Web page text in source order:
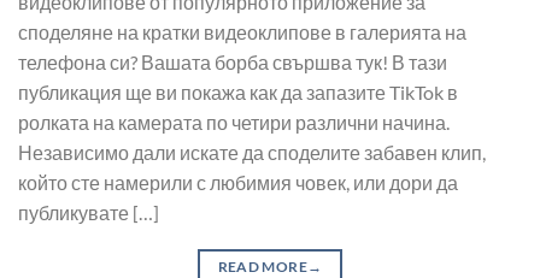
споделяне на кратки видеоклипове в галерията на
телефона си? Вашата борба свършва тук! В тази
публикация ще ви покажа как да запазите TikTok в
ролката на камерата по четири различни начина.
Независимо дали искате да споделите забавен клип,
който сте намерили с любимия човек, или дори да
публикувате […]
READ MORE→